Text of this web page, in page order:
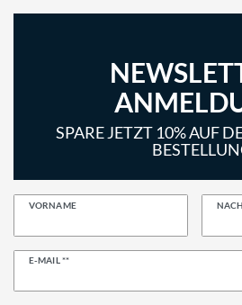
SPARE JETZT 10% AUF
VORNAME
E-MAIL **
Newsletter